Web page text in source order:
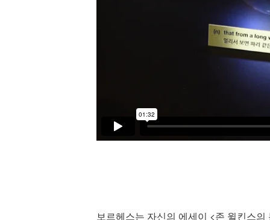
보르헤스는 자신의 에세이 <존 윌킨스